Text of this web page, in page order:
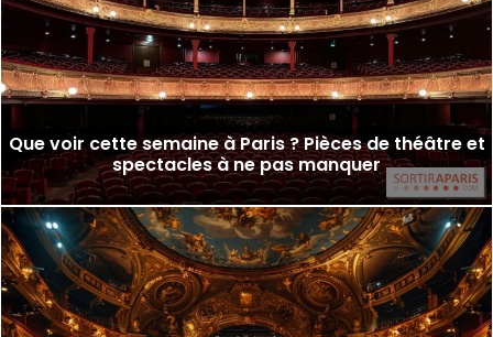
Que voir cette semaine à Paris ? Pièces de théâtre et
spectacles à ne pas manquer